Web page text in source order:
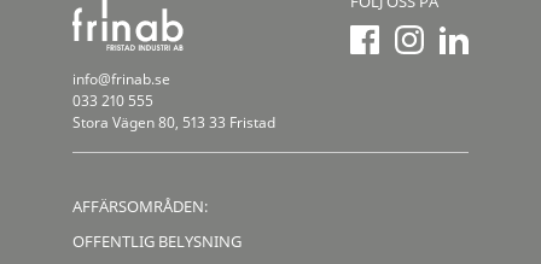
info@frinab.se
033 210 555
Stora Vägen 80, 513 33 Fristad
AFFÄRSOMRÅDEN:
OFFENTLIG BELYSNING